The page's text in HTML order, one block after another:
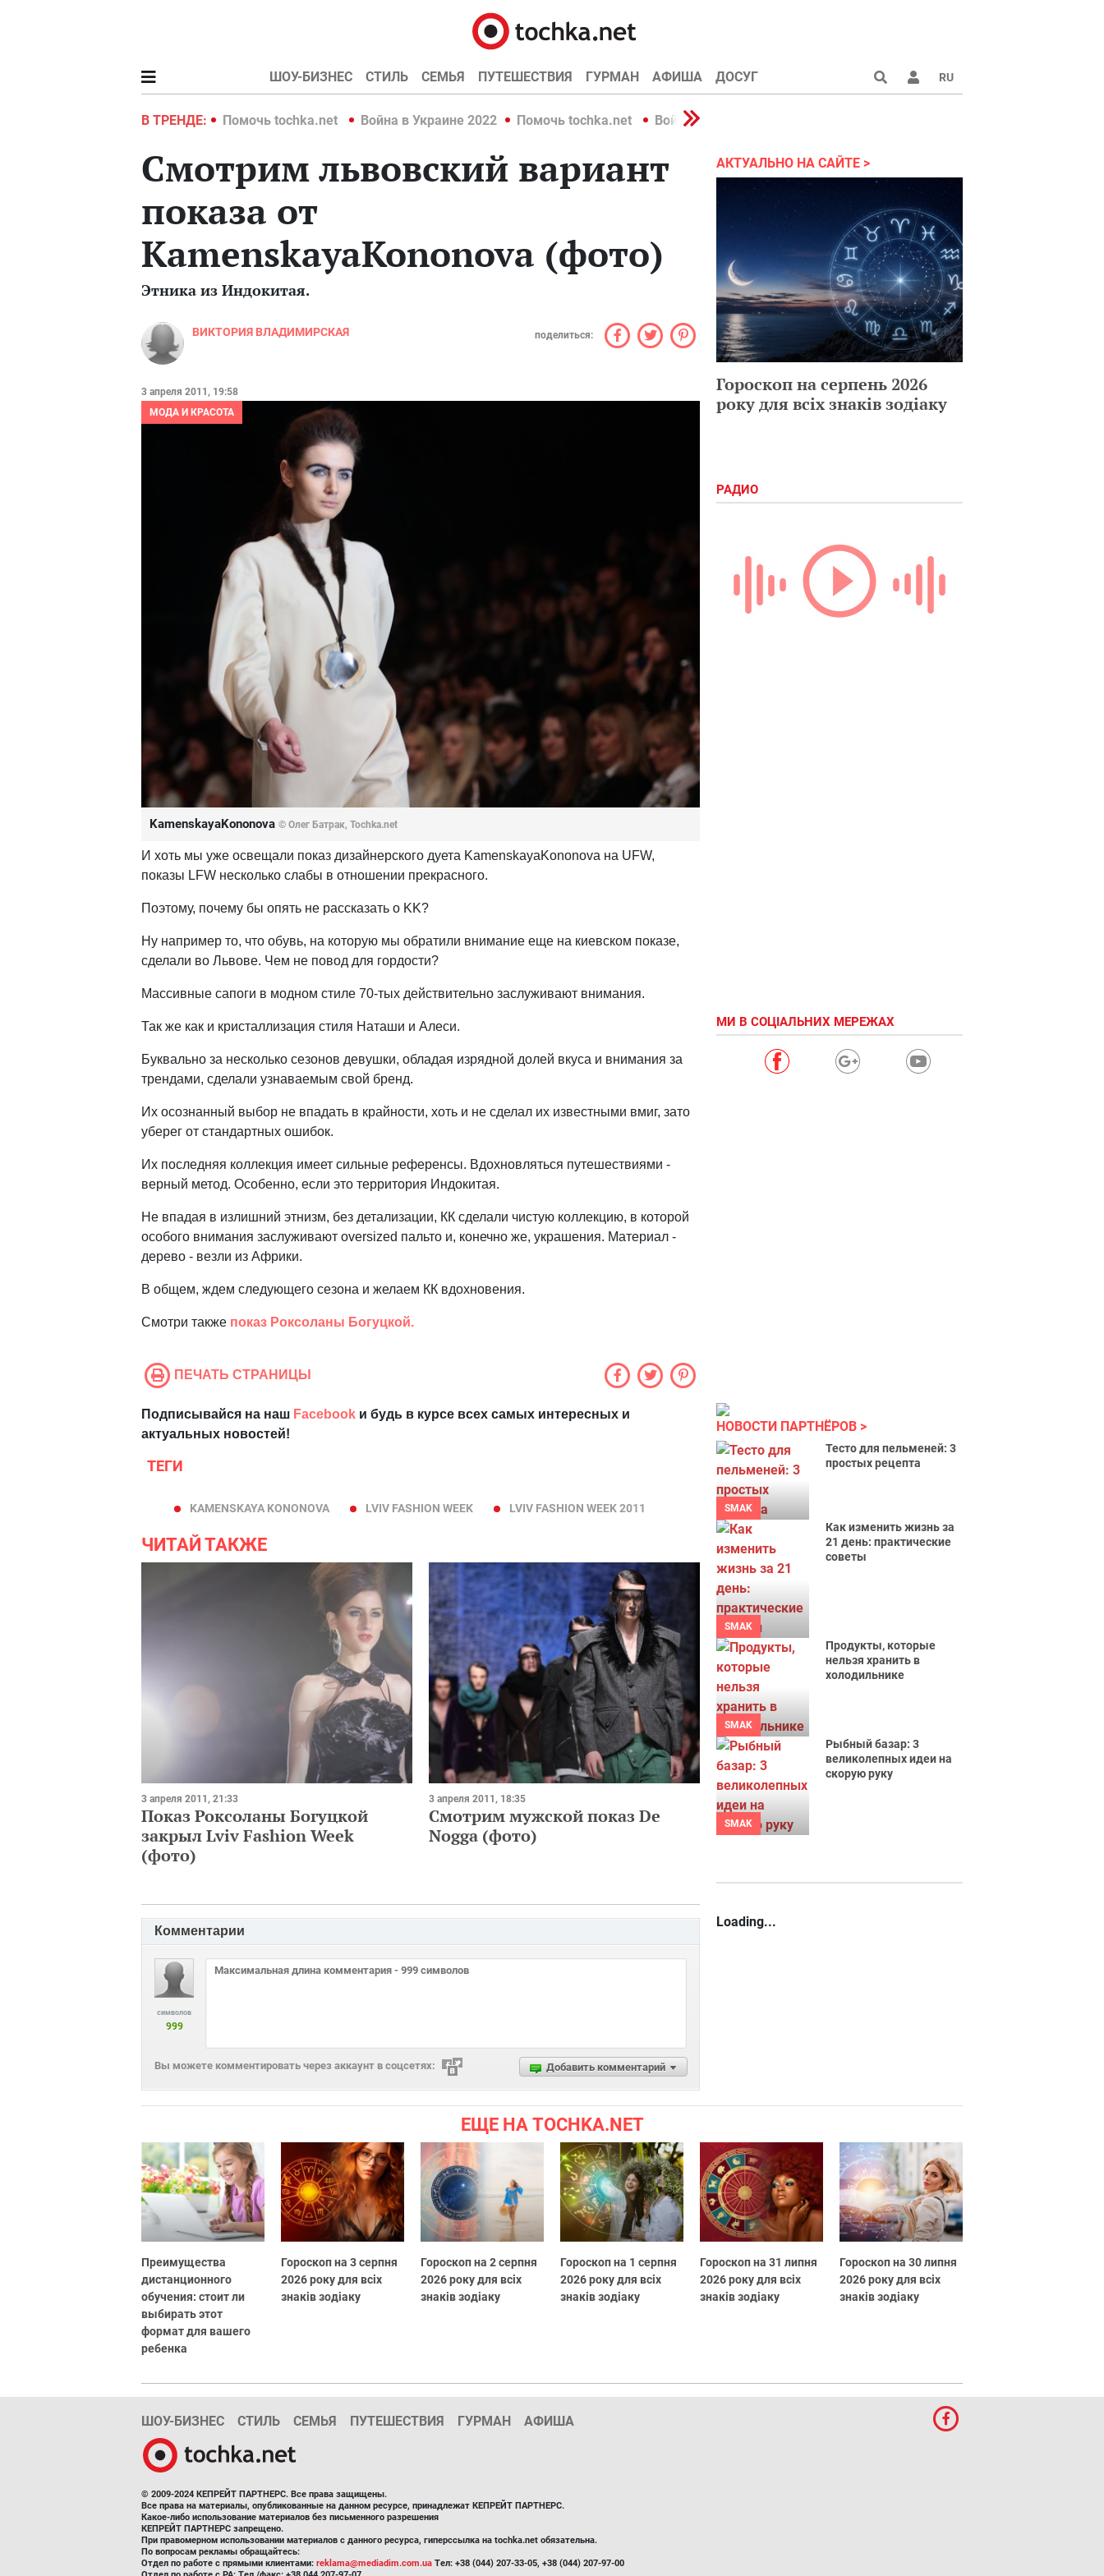
ШОУ-БИЗНЕС СТИЛЬ СЕМЬЯ ПУТЕШЕСТВИЯ ГУРМАН АФИША ДОСУГ RU
В ТРЕНДЕ:
Война в Украине 2022 Помочь tochka.net Война в Украине 2022 Помочь tochka.net Война в Украине 2022
Cмотрим львовский вариант
показа от
KamenskayaKononova (фото)
Этника из Индокитая.
ВИКТОРИЯ ВЛАДИМИРСКАЯ поделиться:
3 апреля 2011, 19:58
МОДА И КРАСОТА
KamenskayaKononova © Олег Батрак, Tochka.net
И хоть мы уже освещали показ дизайнерского дуета KamenskayaKononova на UFW,
показы LFW несколько слабы в отношении прекрасного.
Поэтому, почему бы опять не рассказать о KK?
Ну например то, что обувь, на которую мы обратили внимание еще на киевском показе,
сделали во Львове. Чем не повод для гордости?
Массивные сапоги в модном стиле 70-тых действительно заслуживают внимания.
Так же как и кристаллизация стиля Наташи и Алеси.
Буквально за несколько сезонов девушки, обладая изрядной долей вкуса и внимания за
трендами, сделали узнаваемым свой бренд.
Их осознанный выбор не впадать в крайности, хоть и не сделал их известными вмиг, зато
уберег от стандартных ошибок.
Их последняя коллекция имеет сильные референсы. Вдохновляться путешествиями -
верный метод. Особенно, если это территория Индокитая.
Не впадая в излишний этнизм, без детализации, КК сделали чистую коллекцию, в которой
особого внимания заслуживают oversized пальто и, конечно же, украшения. Материал -
дерево - везли из Африки.
В общем, ждем следующего сезона и желаем КК вдохновения.
Смотри также показ Роксоланы Богуцкой.
ПЕЧАТЬ СТРАНИЦЫ
Подписывайся на наш Facebook и будь в курсе всех самых интересных и
актуальных новостей!
ТЕГИ
KAMENSKAYA KONONOVA LVIV FASHION WEEK LVIV FASHION WEEK 2011
ЧИТАЙ ТАКЖЕ
3 апреля 2011, 21:33
Показ Роксоланы Богуцкой
закрыл Lviv Fashion Week
(фото)
3 апреля 2011, 18:35
Смотрим мужской показ De
Nogga (фото)
Комментарии
символов
999
Добавить комментарий
Вы можете комментировать через аккаунт в соцсетях:
АКТУАЛЬНО НА САЙТЕ
Гороскоп на серпень 2026
року для всіх знаків зодіаку
РАДИО
МИ В СОЦІАЛЬНИХ МЕРЕЖАХ
НОВОСТИ ПАРТНЁРОВ
SMAK
Тесто для пельменей: 3
простых рецепта
SMAK
Как изменить жизнь за
21 день: практические
советы
SMAK
Продукты, которые
нельзя хранить в
холодильнике
SMAK
Рыбный базар: 3
великолепных идеи на
скорую руку
Loading...
ЕЩЕ НА TOCHKA.NET
Преимущества
дистанционного
обучения: стоит ли
выбирать этот
формат для вашего
ребенка
Гороскоп на 3 серпня
2026 року для всіх
знаків зодіаку
Гороскоп на 2 серпня
2026 року для всіх
знаків зодіаку
Гороскоп на 1 серпня
2026 року для всіх
знаків зодіаку
Гороскоп на 31 липня
2026 року для всіх
знаків зодіаку
Гороскоп на 30 липня
2026 року для всіх
знаків зодіаку
ШОУ-БИЗНЕС СТИЛЬ СЕМЬЯ ПУТЕШЕСТВИЯ ГУРМАН АФИША
© 2009-2024 КЕПРЕЙТ ПАРТНЕРС. Все права защищены.
Все права на материалы, опубликованные на данном ресурсе, принадлежат КЕПРЕЙТ ПАРТНЕРС.
Какое-либо использование материалов без письменного разрешения
КЕПРЕЙТ ПАРТНЕРС запрещено.
При правомерном использовании материалов с данного ресурса, гиперссылка на tochka.net обязательна.
По вопросам рекламы обращайтесь:
Отдел по работе с прямыми клиентами: reklama@mediadim.com.ua Тел: +38 (044) 207-33-05, +38 (044) 207-97-00